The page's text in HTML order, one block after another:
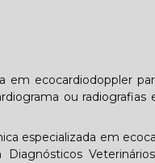
em ecocardiodoppler
ou
especializada em